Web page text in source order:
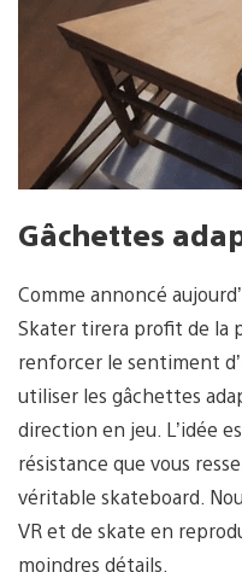
Gâchettes
Comme annoncé
Skater tirera profit de la
renforcer le sentiment
utiliser les gâchettes
direction en jeu. L’idée
résistance que vous
véritable skateboard.
VR et de skate en
moindres détails.